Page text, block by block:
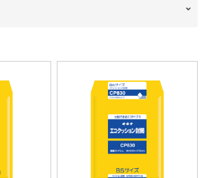
学習のすすめ
SDGsと未来